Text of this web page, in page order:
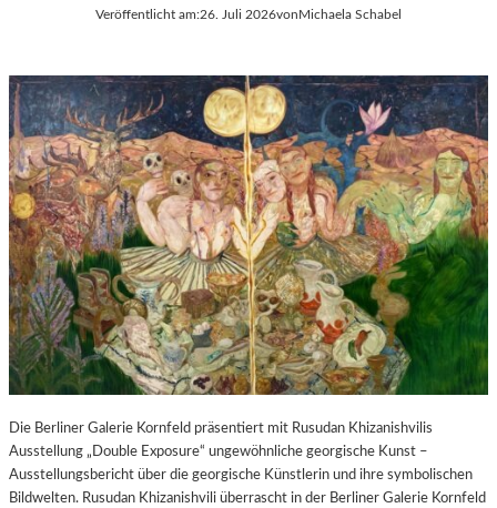
Veröffentlicht am:26. Juli 2026von Michaela Schabel
Die Berliner Galerie Kornfeld präsentiert mit Rusudan Khizanishvilis
Ausstellung „Double Exposure“ ungewöhnliche georgische Kunst –
Ausstellungsbericht über die georgische Künstlerin und ihre symbolischen
Bildwelten. Rusudan Khizanishvili überrascht in der Berliner Galerie Kornfeld